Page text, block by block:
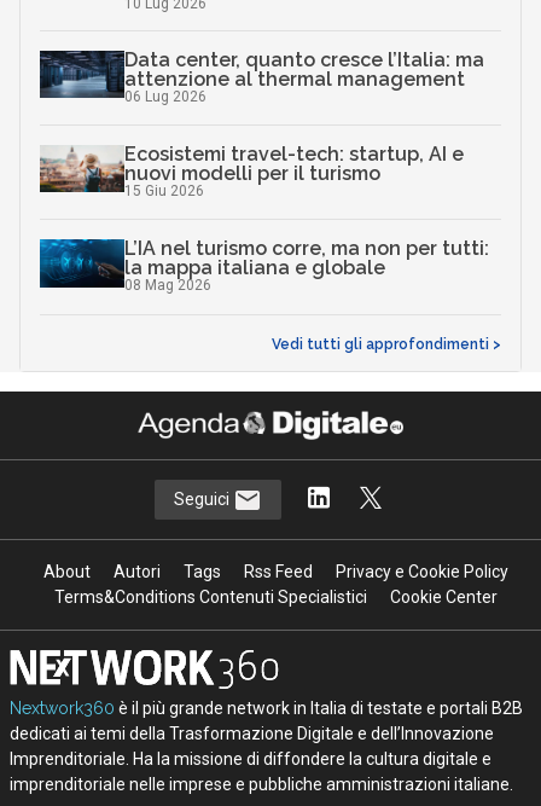
Data center, quanto cresce l’Italia: ma
attenzione al thermal management
06 Lug 2026
Ecosistemi travel-tech: startup, AI e
nuovi modelli per il turismo
15 Giu 2026
L’IA nel turismo corre, ma non per tutti:
la mappa italiana e globale
08 Mag 2026
Vedi tutti gli approfondimenti >
Seguici
About Autori Tags Rss Feed
Privacy e Cookie Policy
Terms&Conditions Contenuti Specialistici
Cookie Center
Nextwork360 è il più grande network in Italia di testate e portali B2B
dedicati ai temi della Trasformazione Digitale e dell’Innovazione
Imprenditoriale. Ha la missione di diffondere la cultura digitale e
imprenditoriale nelle imprese e pubbliche amministrazioni italiane.